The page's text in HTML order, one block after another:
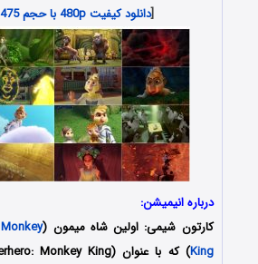
[دانلود کیفیت 480p با حجم 475 مگابایت
درباره انیمیشن:
کارتون شیمی: اولین شاه میمون (
King